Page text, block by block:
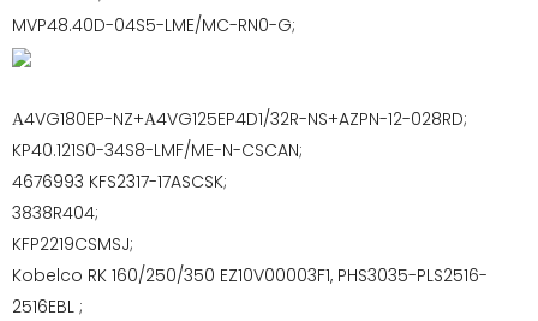
MVP48.40D-04S5-LME/MC-RN0-G;
А4VG180EP-NZ+А4VG125EP4D1/32R-NS+AZPN-12-028RD;
KP40.121S0-34S8-LMF/ME-N-CSCAN;
4676993 KFS2317-17ASCSK;
3838R404;
KFP2219CSMSJ;
Kobelco RK 160/250/350 EZ10V00003F1, PHS3035-PLS2516-
2516EBL ;